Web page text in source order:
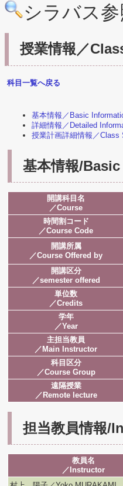
シラバス参
授業情報／
科目一覧へ戻る
基本情報／Basic
詳細情報／Detailed
授業計画詳細情報／Class
基本情報/
開講科目名
／Course
時間割コード
／Course Code
開講所属
／Course Offered by
開講区分
／semester offered
単位数
／Credits
学年
／Year
主担当教員
／Main Instructor
科目区分
／Course Group
遠隔授業
／Remote lecture
担当教員情報/
教員名
／Instructor